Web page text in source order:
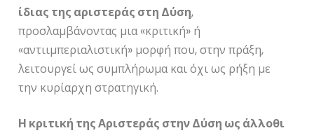
ίδιας της αριστεράς στη Δύση,
προσλαμβάνοντας μια «κριτική» ή
«αντιιμπεριαλιστική» μορφή που, στην πράξη,
λειτουργεί ως συμπλήρωμα και όχι ως ρήξη με
την κυρίαρχη στρατηγική.
Η κριτική της Αριστεράς στην Δύση ως άλλοθι